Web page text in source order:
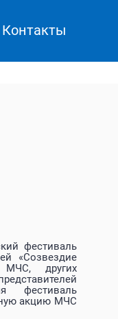
Контакты
фестиваль
«Созвездие
МЧС, других
фестиваль
акцию МЧС